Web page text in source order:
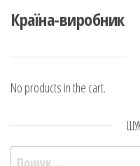
Країна-виробник
No products in the cart.
Пошук: